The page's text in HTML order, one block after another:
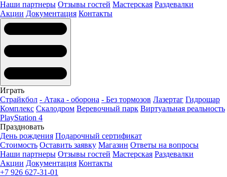
Наши партнеры Отзывы гостей Мастерская Раздевалки
Акции Документация Контакты
Играть
Страйкбол - Атака - оборона - Без тормозов Лазертаг Гидрошар
Комплекс Скалодром Веревочный парк Виртуальная реальность
PlayStation 4
Праздновать
День рождения Подарочный сертификат
Стоимость Оставить заявку Магазин Ответы на вопросы
Наши партнеры Отзывы гостей Мастерская Раздевалки
Акции Документация Контакты
+7 926 627-31-01